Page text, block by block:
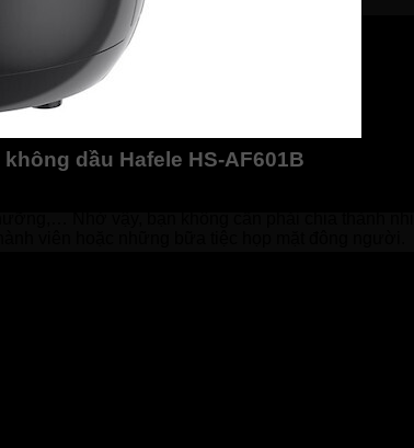
dầu Hafele HS-AF601B
được nhiều thực phẩm hơn trong một lần hay
viên hoặc những bữa tiệc họp mặt đông người.
đến 2000W. Do đó, nồi có khả năng làm nóng
đảm bảo đáp ứng cho nhu cầu sử dụng mỗi ngày.
Air hiện đại, cho khả năng chiên nướng mà
liên lục di chuyển và tiếp xúc với thực phẩm, giúp
ngọt đúng vị.